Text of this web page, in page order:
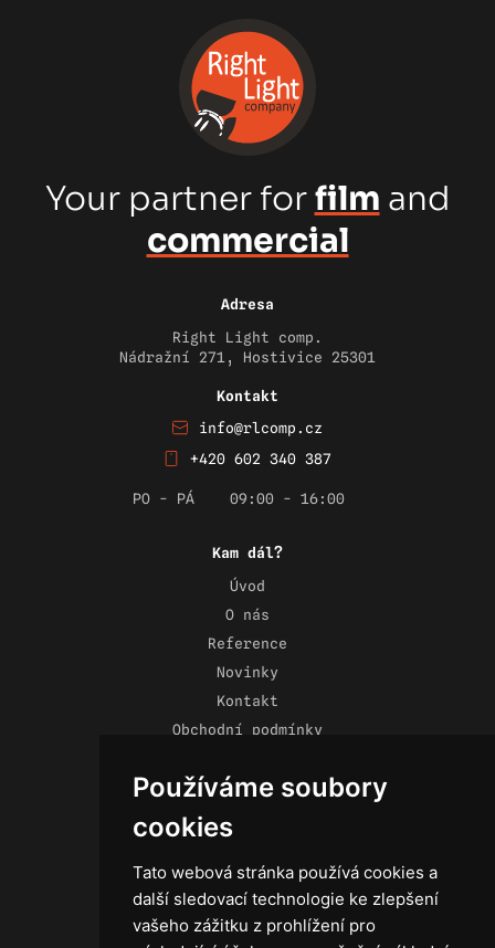
Používáme soubory
cookies
Tato webová stránka používá cookies a
další sledovací technologie ke zlepšení
vašeho zážitku z prohlížení pro
Your partner forfilm and
commercial
Adresa
Right Light comp.
Nádražní 271, Hostivice 25301
Kontakt
info@rlcomp.cz
+420 602 340 387
PO - PÁ 09:00 - 16:00
Kam dál?
Úvod
O nás
Reference
Novinky
Kontakt
Obchodní podmínky
Technika
Světla
Příslušenství ke světlům